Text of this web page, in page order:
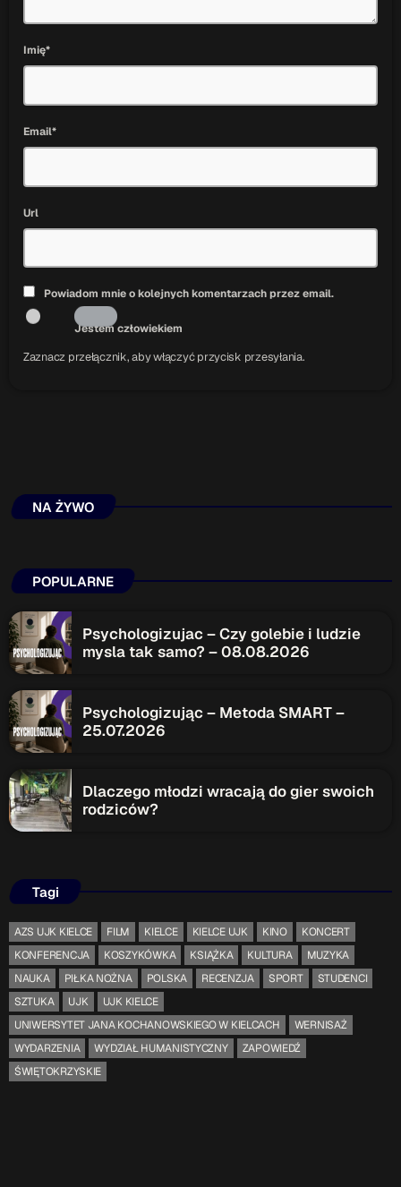
Imię*
Email*
Url
Powiadom mnie o kolejnych komentarzach przez email.
Jestem człowiekiem
Zaznacz przełącznik, aby włączyć przycisk przesyłania.
NA ŻYWO
POPULARNE
Psychologizujac – Czy golebie i ludzie
mysla tak samo? – 08.08.2026
Psychologizując – Metoda SMART –
25.07.2026
Dlaczego młodzi wracają do gier swoich
rodziców?
Tagi
AZS UJK KIELCE FILM KIELCE KIELCE UJK KINO
KONCERT
KONFERENCJA
KOSZYKÓWKA KSIĄŻKA KULTURA
MUZYKA
NAUKA
PIŁKA NOŻNA POLSKA RECENZJA SPORT
STUDENCI
SZTUKA
UJK
UJK KIELCE
UNIWERSYTET JANA KOCHANOWSKIEGO W KIELCACH
WERNISAŻ
WYDARZENIA
WYDZIAŁ HUMANISTYCZNY
ZAPOWIEDŹ
ŚWIĘTOKRZYSKIE